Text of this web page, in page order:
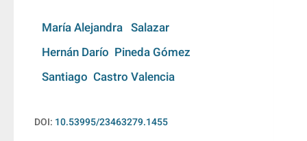
María Alejandra   Salazar
Hernán Darío  Pineda Gómez
Santiago  Castro Valencia
DOI: 10.53995/23463279.1455